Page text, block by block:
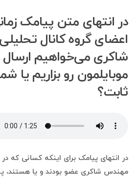
در انتهای متن پیامک
اعضای گروه کانال
شاکری می‌خواهیم ارسال
موبایلمون رو بزاریم یا
ثابت؟
در انتهای پیامک برای اینکه کسانی که
مهندس شاکری عضو بودند و یا هستند،